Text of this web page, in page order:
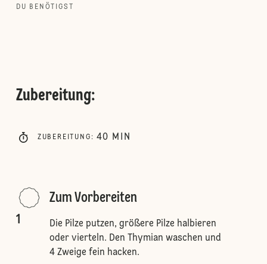
DU BENÖTIGST
Zubereitung:
ZUBEREITUNG : 40 MIN
1
Zum Vorbereiten
Die Pilze putzen, größere Pilze halbieren
oder vierteln. Den Thymian waschen und
4 Zweige fein hacken.